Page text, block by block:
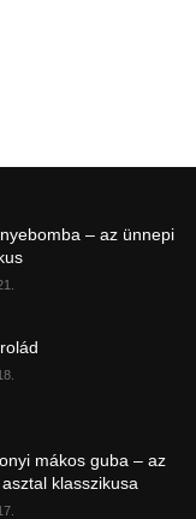
– az ünnepi
mákos guba – az
klasszikusa